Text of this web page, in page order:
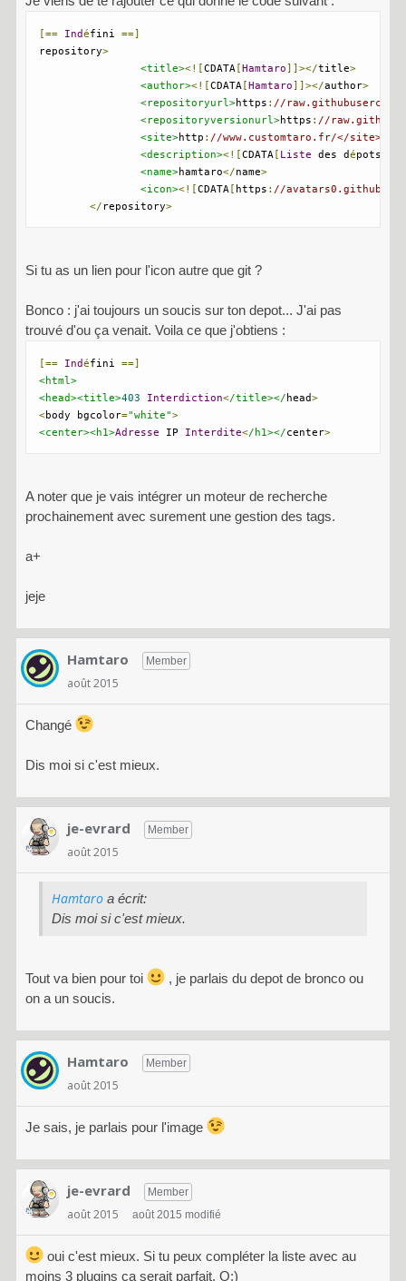
[== Indéfini ==]
repository>
<title><![CDATA [Hamtaro]]></title>
<author><![CDATA [Hamtaro]]></author>
<repositoryurl>https : //
<repositoryversionurl>https : //
<site>http : //www.customtaro.fr/</site>
<description><![CDATA [ Liste des dépots
<name>hamtaro</name>
<icon><![CDATA [ https : //
</ repository>
Si tu as un lien pour l'icon autre que git ?
Bonco : j'ai toujours un soucis sur ton depot... J'ai pas
trouvé d'ou ça venait. Voila ce que j'obtiens :
[== Indéfini ==]
<html>
<head><title>403 Interdiction</title></ head>
<body bgcolor="white">
<center><h1>Adresse IP Interdite</h1></center>
A noter que je vais intégrer un moteur de recherche
prochainement avec surement une gestion des tags.
a+
jeje
Hamtaro Member
août 2015
Changé
Dis moi si c'est mieux.
je-evrard Member
août 2015
Hamtaro a écrit:
Dis moi si c'est mieux.
Tout va bien pour toi
, je parlais du depot de bronco ou
on a un soucis.
Hamtaro Member
août 2015
Je sais, je parlais pour l'image
je-evrard Member
août 2015 août 2015 modifié
oui c'est mieux. Si tu peux compléter la liste avec au
moins 3 plugins ça serait parfait. O:)